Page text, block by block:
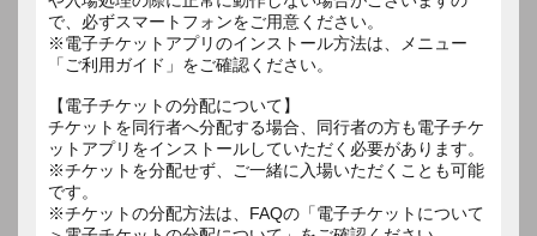
で、必ずスマートフォンをご用意ください。
※電子チケットアプリのインストール方法は、メニュー
「ご利用ガイド」をご確認ください。
【電子チケットの分配について】
チケットを同行者へ分配する場合、同行者の方も電子チケ
ットアプリをインストールしていただく必要があります。
※チケットを分配せず、ご一緒に入場いただくことも可能
です。
※チケットの分配方法は、FAQの「電子チケットについて